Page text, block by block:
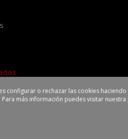
configurar o rechazar las cookies
más información puedes visitar nuestra